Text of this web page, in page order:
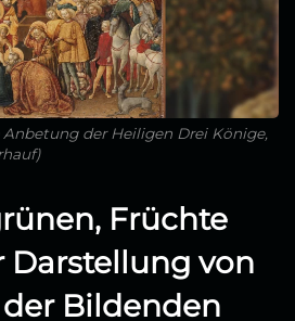
der Heiligen Drei Könige,
Früchte
Darstellung von
Bildenden